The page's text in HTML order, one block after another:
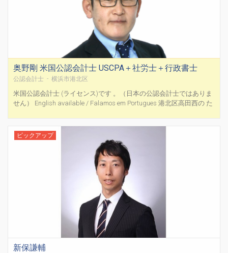
奥野剛 米国公認会計士 USCPA＋社労士＋行政書士
公認会計士 - 横浜市港北区
米国公認会計士 (ライセンス)です 。（日本の公認会計士ではありま
せん） English available / Falamos em Portugues 港北区高田西の た
ピックアップ
新保謙輔